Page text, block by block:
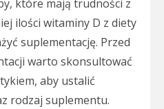
które mają trudności z
ilości witaminy D z diety
suplementację. Przed
warto skonsultować
aby ustalić
rodzaj suplementu.